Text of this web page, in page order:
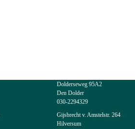
Dolderseweg 95A2
Den Dolder
030-2294329
Gijsbrecht v. Amstelstr. 264
Hilversum